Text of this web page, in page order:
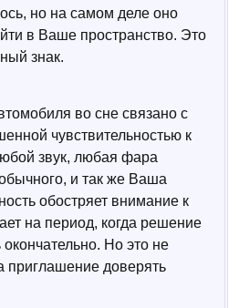
но на самом деле оно
в Ваше пространство. Это
знак.
во сне связано с
чувствительностью к
звук, любая фара
и так же Ваша
обостряет внимание к
на период, когда решение
Но это не
приглашение доверять